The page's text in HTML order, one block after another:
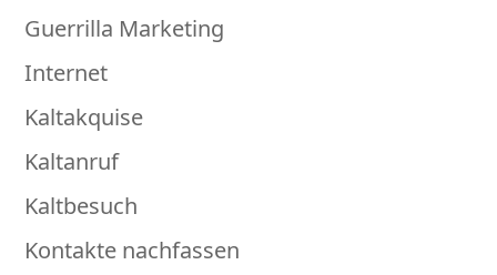
Guerrilla Marketing
Internet
Kaltakquise
Kaltanruf
Kaltbesuch
Kontakte nachfassen